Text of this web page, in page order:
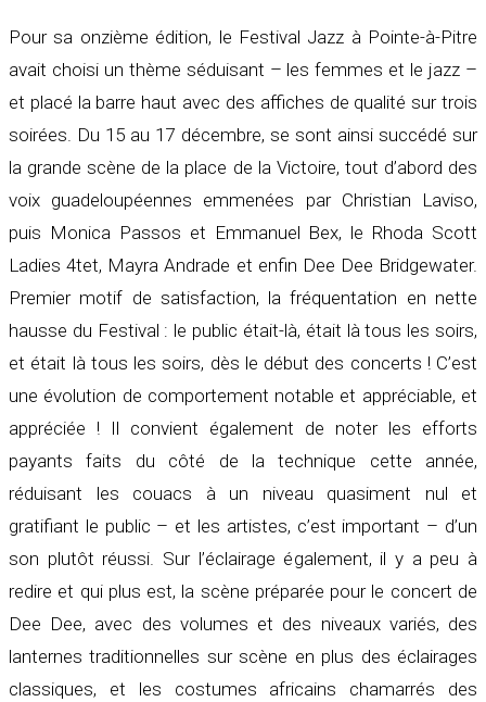
Pour sa onzième édition, le Festival Jazz à Pointe-à-Pitre
avait choisi un thème séduisant – les femmes et le jazz –
et placé la barre haut avec des affiches de qualité sur trois
soirées. Du 15 au 17 décembre, se sont ainsi succédé sur
la grande scène de la place de la Victoire, tout d’abord des
voix guadeloupéennes emmenées par Christian Laviso,
puis Monica Passos et Emmanuel Bex, le Rhoda Scott
Ladies 4tet, Mayra Andrade et enfin Dee Dee Bridgewater.
Premier motif de satisfaction, la fréquentation en nette
hausse du Festival : le public était-là, était là tous les soirs,
et était là tous les soirs, dès le début des concerts ! C’est
une évolution de comportement notable et appréciable, et
appréciée ! Il convient également de noter les efforts
payants faits du côté de la technique cette année,
réduisant les couacs à un niveau quasiment nul et
gratifiant le public – et les artistes, c’est important – d’un
son plutôt réussi. Sur l’éclairage également, il y a peu à
redire et qui plus est, la scène préparée pour le concert de
Dee Dee, avec des volumes et des niveaux variés, des
lanternes traditionnelles sur scène en plus des éclairages
classiques, et les costumes africains chamarrés des